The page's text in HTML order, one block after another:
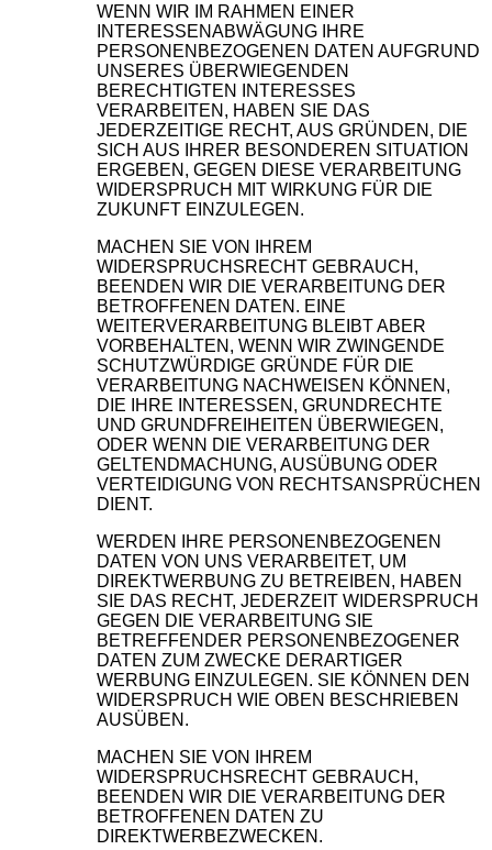
WENN WIR IM RAHMEN EINER
INTERESSENABWÄGUNG IHRE
PERSONENBEZOGENEN DATEN AUFGRUND
UNSERES ÜBERWIEGENDEN
BERECHTIGTEN INTERESSES
VERARBEITEN, HABEN SIE DAS
JEDERZEITIGE RECHT, AUS GRÜNDEN, DIE
SICH AUS IHRER BESONDEREN SITUATION
ERGEBEN, GEGEN DIESE VERARBEITUNG
WIDERSPRUCH MIT WIRKUNG FÜR DIE
ZUKUNFT EINZULEGEN.
MACHEN SIE VON IHREM
WIDERSPRUCHSRECHT GEBRAUCH,
BEENDEN WIR DIE VERARBEITUNG DER
BETROFFENEN DATEN. EINE
WEITERVERARBEITUNG BLEIBT ABER
VORBEHALTEN, WENN WIR ZWINGENDE
SCHUTZWÜRDIGE GRÜNDE FÜR DIE
VERARBEITUNG NACHWEISEN KÖNNEN,
DIE IHRE INTERESSEN, GRUNDRECHTE
UND GRUNDFREIHEITEN ÜBERWIEGEN,
ODER WENN DIE VERARBEITUNG DER
GELTENDMACHUNG, AUSÜBUNG ODER
VERTEIDIGUNG VON RECHTSANSPRÜCHEN
DIENT.
WERDEN IHRE PERSONENBEZOGENEN
DATEN VON UNS VERARBEITET, UM
DIREKTWERBUNG ZU BETREIBEN, HABEN
SIE DAS RECHT, JEDERZEIT WIDERSPRUCH
GEGEN DIE VERARBEITUNG SIE
BETREFFENDER PERSONENBEZOGENER
DATEN ZUM ZWECKE DERARTIGER
WERBUNG EINZULEGEN. SIE KÖNNEN DEN
WIDERSPRUCH WIE OBEN BESCHRIEBEN
AUSÜBEN.
MACHEN SIE VON IHREM
WIDERSPRUCHSRECHT GEBRAUCH,
BEENDEN WIR DIE VERARBEITUNG DER
BETROFFENEN DATEN ZU
DIREKTWERBEZWECKEN.